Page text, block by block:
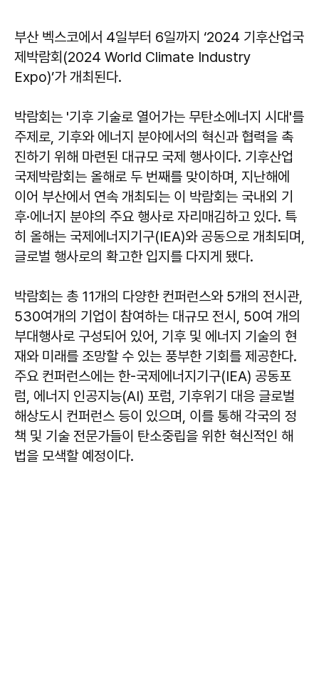
부산 벡스코에서 4일부터 6일까지 ‘2024 기후산업국
제박람회(2024 World Climate Industry
Expo)’가 개최된다.
박람회는 '기후 기술로 열어가는 무탄소에너지 시대'를
주제로, 기후와 에너지 분야에서의 혁신과 협력을 촉
진하기 위해 마련된 대규모 국제 행사이다. 기후산업
국제박람회는 올해로 두 번째를 맞이하며, 지난해에
이어 부산에서 연속 개최되는 이 박람회는 국내외 기
후·에너지 분야의 주요 행사로 자리매김하고 있다. 특
히 올해는 국제에너지기구(IEA)와 공동으로 개최되며,
글로벌 행사로의 확고한 입지를 다지게 됐다.
박람회는 총 11개의 다양한 컨퍼런스와 5개의 전시관,
530여개의 기업이 참여하는 대규모 전시, 50여 개의
부대행사로 구성되어 있어, 기후 및 에너지 기술의 현
재와 미래를 조망할 수 있는 풍부한 기회를 제공한다.
주요 컨퍼런스에는 한-국제에너지기구(IEA) 공동포
럼, 에너지 인공지능(AI) 포럼, 기후위기 대응 글로벌
해상도시 컨퍼런스 등이 있으며, 이를 통해 각국의 정
책 및 기술 전문가들이 탄소중립을 위한 혁신적인 해
법을 모색할 예정이다.